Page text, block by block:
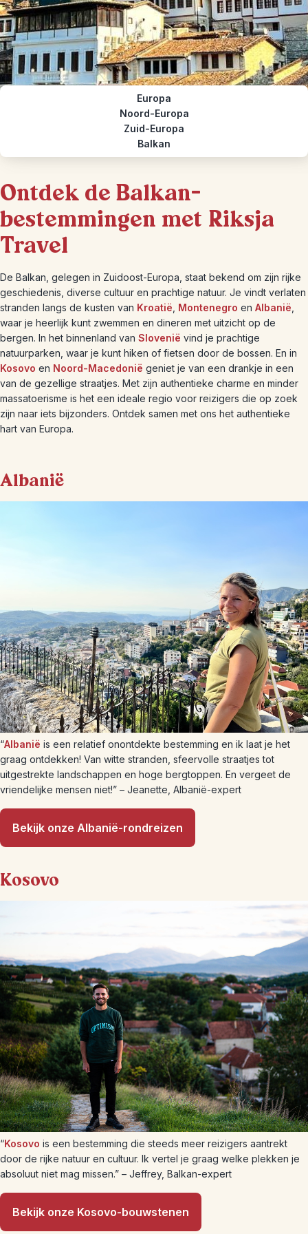
Europa
Noord-Europa
Zuid-Europa
Balkan
Ontdek de Balkan-
bestemmingen met Riksja
Travel
De Balkan, gelegen in Zuidoost-Europa, staat bekend om zijn rijke
geschiedenis, diverse cultuur en prachtige natuur. Je vindt verlaten
stranden langs de kusten van Kroatië Montenegro en Albanië
waar je heerlijk kunt zwemmen en dineren met uitzicht op de
bergen. In het binnenland van Slovenië vind je prachtige
natuurparken, waar je kunt hiken of fietsen door de bossen. En in
Kosovo en Noord-Macedonië geniet je van een drankje in een
van de gezellige straatjes. Met zijn authentieke charme en minder
massatoerisme is het een ideale regio voor reizigers die op zoek
zijn naar iets bijzonders. Ontdek samen met ons het authentieke
hart van Europa.
Albanië
“Albanië is een relatief onontdekte bestemming en ik laat je het
graag ontdekken! Van witte stranden, sfeervolle straatjes tot
uitgestrekte landschappen en hoge bergtoppen. En vergeet de
vriendelijke mensen niet!” – Jeanette, Albanië-expert
Bekijk onze Albanië-rondreizen
Kosovo
“Kosovo is een bestemming die steeds meer reizigers aantrekt
door de rijke natuur en cultuur. Ik vertel je graag welke plekken je
absoluut niet mag missen.” – Jeffrey, Balkan-expert
Bekijk onze Kosovo-bouwstenen